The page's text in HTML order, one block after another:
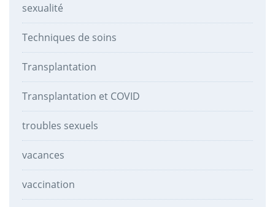
sexualité
Techniques de soins
Transplantation
Transplantation et COVID
troubles sexuels
vacances
vaccination